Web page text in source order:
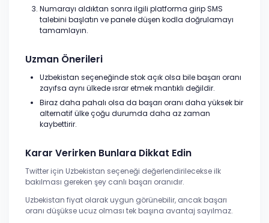
Numarayı aldıktan sonra ilgili platforma girip SMS
talebini başlatın ve panele düşen kodla doğrulamayı
tamamlayın.
Uzman Önerileri
Uzbekistan seçeneğinde stok açık olsa bile başarı oranı
zayıfsa aynı ülkede ısrar etmek mantıklı değildir.
Biraz daha pahalı olsa da başarı oranı daha yüksek bir
alternatif ülke çoğu durumda daha az zaman
kaybettirir.
Karar Verirken Bunlara Dikkat Edin
Twitter için Uzbekistan seçeneği değerlendirilecekse ilk
bakılması gereken şey canlı başarı oranıdır.
Uzbekistan fiyat olarak uygun görünebilir, ancak başarı
oranı düşükse ucuz olması tek başına avantaj sayılmaz.